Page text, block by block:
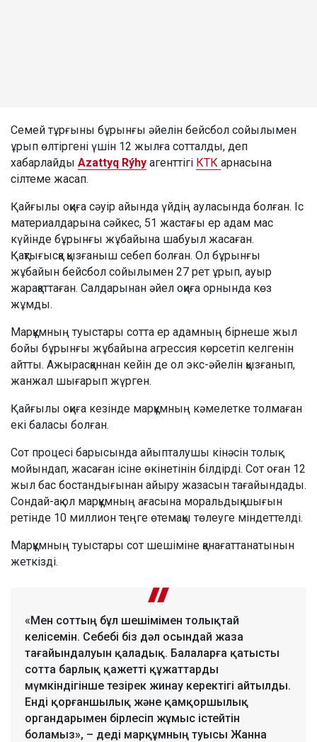
Семей тұрғыны бұрынғы әйелін бейсбол сойылымен
ұрып өлтіргені үшін 12 жылға сотталды, деп
хабарлайды Azattyq Rýhy агенттігі КТК арнасына
сілтеме жасап.
Қайғылы оқиға сәуір айында үйдің ауласында болған. Іс
материалдарына сәйкес, 51 жастағы ер адам мас
күйінде бұрынғы жұбайына шабуыл жасаған.
Қақтығысқа қызғаныш себеп болған. Ол бұрынғы
жұбайын бейсбол сойылымен 27 рет ұрып, ауыр
жарақаттаған. Салдарынан әйел оқиға орнында көз
жұмды.
Марқұмның туыстары сотта ер адамның бірнеше жыл
бойы бұрынғы жұбайына агрессия көрсетіп келгенін
айтты. Ажырасқаннан кейін де ол экс-әйелін қызғанып,
жанжал шығарып жүрген.
Қайғылы оқиға кезінде марқұмның кәмелетке толмаған
екі баласы болған.
Сот процесі барысында айыпталушы кінәсін толық
мойындап, жасаған ісіне өкінетінін білдірді. Сот оған 12
жыл бас бостандығынан айыру жазасын тағайындады.
Сондай-ақ ол марқұмның ағасына моральдық шығын
ретінде 10 миллион теңге өтемақы төлеуге міндеттелді.
Марқұмның туыстары сот шешіміне қанағаттанатынын
жеткізді.
«Мен соттың бұл шешімімен толықтай
келісемін. Себебі біз дәл осындай жаза
тағайындалуын қаладық. Балаларға қатысты
сотта барлық қажетті құжаттарды
мүмкіндігінше тезірек жинау керектігі айтылды.
Енді қорғаншылық және қамқоршылық
органдарымен бірлесіп жұмыс істейтін
боламыз», – деді марқұмның туысы Жанна